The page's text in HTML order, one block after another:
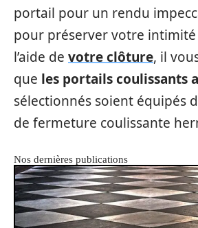
portail pour un rendu
pour préserver votre
l’aide de votre clôture, il
que les portails coulissants
sélectionnés soient équipés
de fermeture coulissante
Nos dernières publications